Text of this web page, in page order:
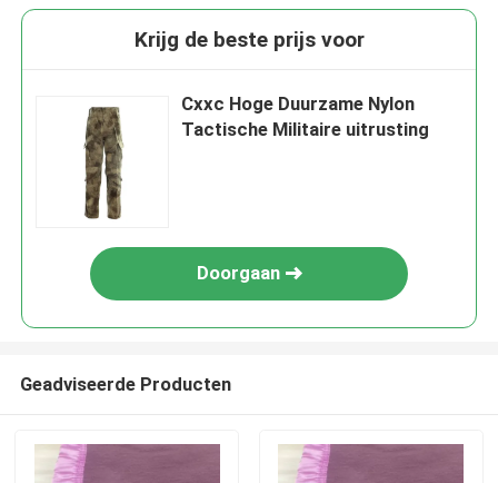
Krijg de beste prijs voor
Cxxc Hoge Duurzame Nylon
Tactische Militaire uitrusting
Doorgaan
Geadviseerde Producten